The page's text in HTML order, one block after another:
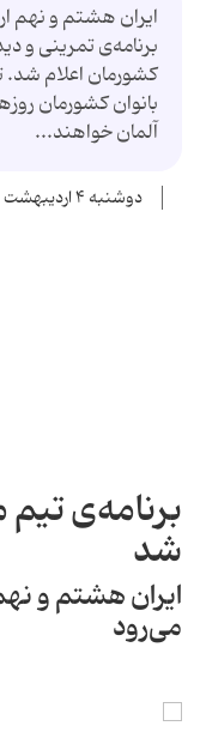
ایران هشتم و نهم
برنامه‌ی تمرینی و
كشورمان اعلام شد.
بانوان كشورمان
آلمان خواهند...
دوشنبه ۴ اردیبهشت ۱۳۸۵ - ۰۰:۰۰
برنامه‌ی تیم
شد
ایران هشتم و
می‌رود